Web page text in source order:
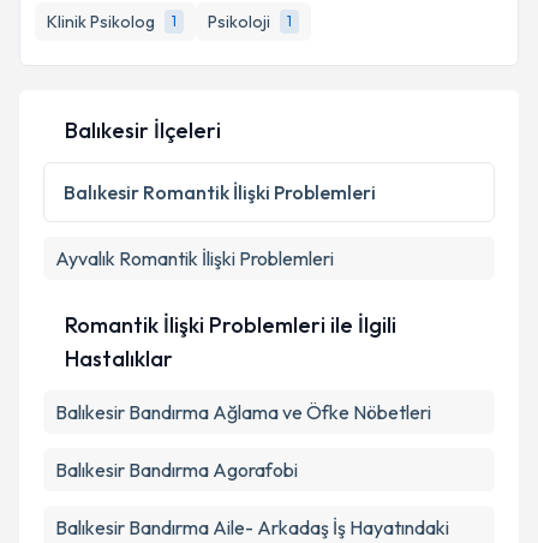
Klinik Psikolog
1 Psikoloji 1
Balıkesir İlçeleri
Balıkesir Romantik İlişki Problemleri
Ayvalık Romantik İlişki Problemleri
Romantik İlişki Problemleri ile İlgili
Hastalıklar
Balıkesir Bandırma Ağlama ve Öfke Nöbetleri
Balıkesir Bandırma Agorafobi
Balıkesir Bandırma Aile- Arkadaş İş Hayatındaki